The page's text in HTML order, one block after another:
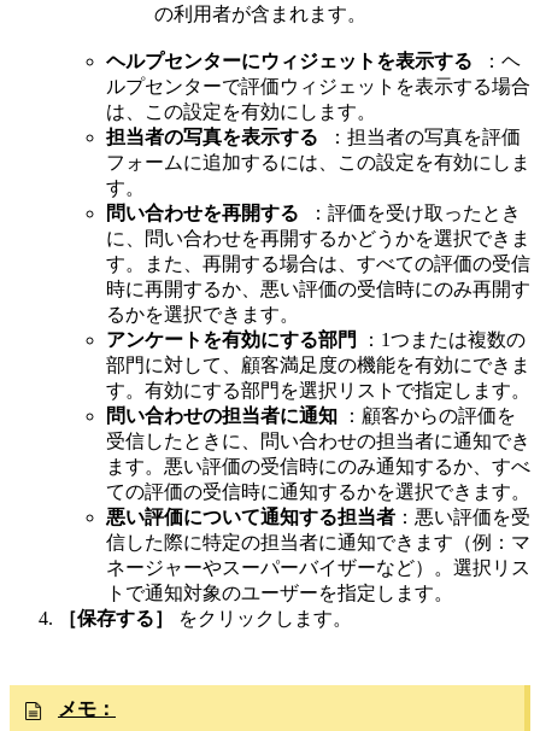
の利用者が含まれます。
ヘルプセンターにウィジェットを表示する
：ヘ
ルプセンターで評価ウィジェットを表示する場合
は、この設定を有効にします。
担当者の写真を表示する
：担当者の写真を評価
フォームに追加するには、この設定を有効にしま
す。
問い合わせを再開する
：評価を受け取ったとき
に、問い合わせを再開するかどうかを選択できま
す。また、再開する場合は、すべての評価の受信
時に再開するか、悪い評価の受信時にのみ再開す
るかを選択できます。
アンケートを有効にする部門
：1つまたは複数の
部門に対して、顧客満足度の機能を有効にできま
す。有効にする部門を選択リストで指定します。
問い合わせの担当者に通知
：顧客からの評価を
受信したときに、問い合わせの担当者に通知でき
ます。悪い評価の受信時にのみ通知するか、すべ
ての評価の受信時に通知するかを選択できます。
悪い評価について通知する担当者 ：悪い評価を受
信した際に特定の担当者に通知できます（例：マ
ネージャーやスーパーバイザーなど）。選択リス
トで通知対象のユーザーを指定します。
［保存する］
をクリックします。
メモ：